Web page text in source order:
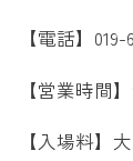
【電話】019-
【営業時間
【入場料】